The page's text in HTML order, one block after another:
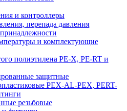
и контроллеры
перепада давления
и комплектующие
полиэтилена PE-X, PE-RT и
защитные
PEX-AL-PEX, PERT-
резьбовые